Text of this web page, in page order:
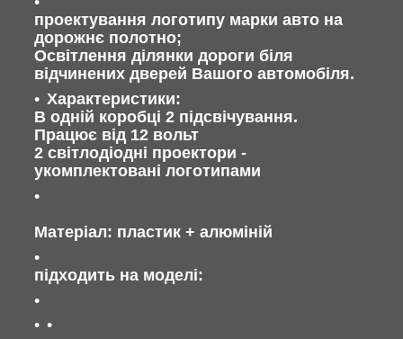
проектування логотипу марки авто на
дорожнє полотно;
Освітлення ділянки дороги біля
відчинених дверей Вашого автомобіля.
Характеристики:
В одній коробці 2 підсвічування.
Працює від 12 вольт
2 світлодіодні проектори -
укомплектовані логотипами
Матеріал: пластик + алюміній
підходить на моделі: